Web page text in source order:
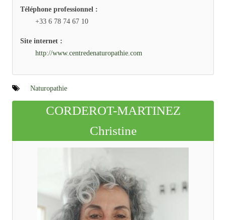
Téléphone professionnel :
+33 6 78 74 67 10
Site internet :
http://www.centredenaturopathie.com
Naturopathie
CORDEROT-MARTINEZ
Christine